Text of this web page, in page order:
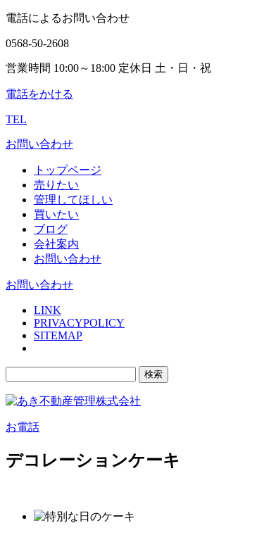
電話によるお問い合わせ
0568-50-2608
営業時間 10:00～18:00 定休日 土・日・祝
電話をかける
TEL
お問い合わせ
トップページ
売りたい
管理してほしい
買いたい
ブログ
会社案内
お問い合わせ
お問い合わせ
LINK
PRIVACYPOLICY
SITEMAP
お電話
デコレーションケーキ